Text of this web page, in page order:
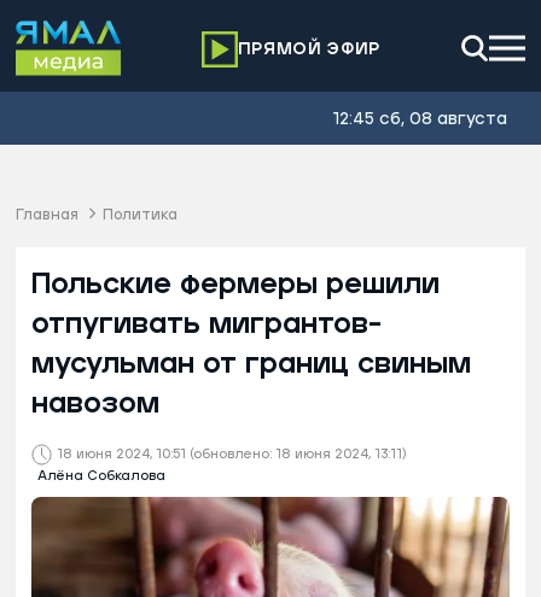
ПРЯМОЙ ЭФИР
12:45 сб, 08 августа
Главная Политика
18 июня 2024, 10:51 (обновлено: 18 июня 2024, 13:11)
Алёна Собкалова
Польские фермеры решили
отпугивать мигрантов-
мусульман от границ свиным
навозом